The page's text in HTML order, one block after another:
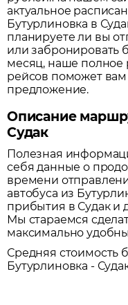
актуальное
Бутурлиновка в
планируете ли вы
или забронировать
месяц, наше полное
рейсов поможет
предложение.
Описание
Судак
Полезная
себя данные о
времени
автобуса из
прибытия в Судаки
Мы стараемся
максимально
Средняя стоимость
Бутурлиновка -